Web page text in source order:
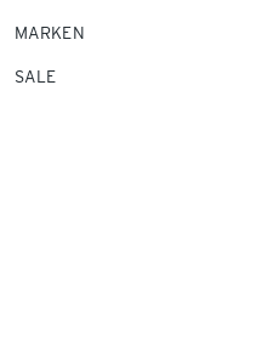
MARKEN
SALE